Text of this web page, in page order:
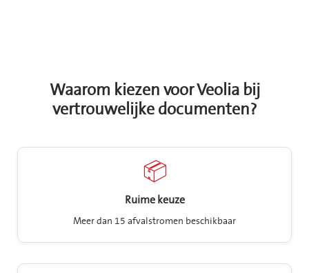
Waarom kiezen voor Veolia bij
vertrouwelijke documenten?
📦
Ruime keuze
Meer dan 15 afvalstromen beschikbaar